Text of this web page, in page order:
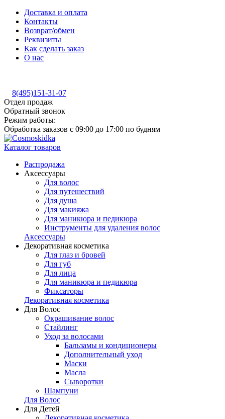
Доставка и оплата
Контакты
Возврат/обмен
Реквизиты
Как сделать заказ
О нас
8(495)151-31-07
Отдел продаж
Обратный звонок
Режим работы:
Обработка заказов с 09:00 до 17:00 по будням
Каталог товаров
Распродажа
Аксессуары
Для волос
Для путешествий
Для душа
Для макияжа
Для маникюра и педикюра
Инструменты для удаления волос
Аксессуары
Декоративная косметика
Для глаз и бровей
Для губ
Для лица
Для маникюра и педикюра
Фиксаторы
Декоративная косметика
Для Волос
Окрашивание волос
Стайлинг
Уход за волосами
Бальзамы и кондиционеры
Дополнительный уход
Маски
Масла
Сыворотки
Шампуни
Для Волос
Для Детей